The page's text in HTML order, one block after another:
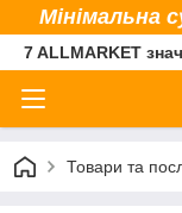
Мінімальна
7 ALLMARKET
Товари та